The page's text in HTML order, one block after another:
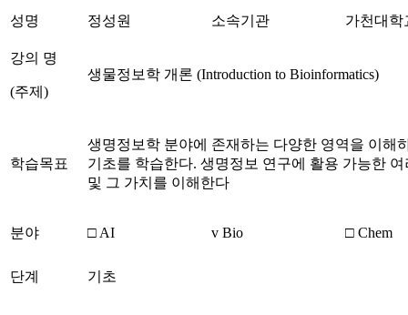
성명 정성원 소속기관 가천대학
강의 명
(주제)
생물정보학 개론 (Introduction to Bioinformatics)
학습목표
생명정보학 분야에 존재하는 다양한 영역을 이해
기초를 학습한다. 생명정보 연구에 활용 가능한
및 그 가치를 이해한다
분야 □ AI v Bio □ Chem
단계 기초